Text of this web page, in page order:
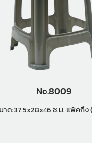
No.8009
ขนาด:37.5x28x46